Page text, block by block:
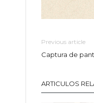
Previous article
Captura de
ARTICULOS